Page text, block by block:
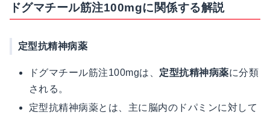
ドグマチール筋注100mgに関係する解説
定型抗精神病薬
ドグマチール筋注100mgは、 定型抗精神病薬に分類
される。
定型抗精神病薬とは、主に脳内のドパミンに対して